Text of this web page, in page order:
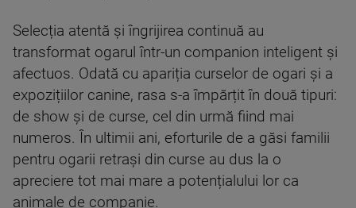
Selecția atentă și îngrijirea continuă au
transformat ogarul într-un companion inteligent și
afectuos. Odată cu apariția curselor de ogari și a
expozițiilor canine, rasa s-a împărțit în două tipuri:
de show și de curse, cel din urmă fiind mai
numeros. În ultimii ani, eforturile de a găsi familii
pentru ogarii retrași din curse au dus la o
apreciere tot mai mare a potențialului lor ca
animale de companie.